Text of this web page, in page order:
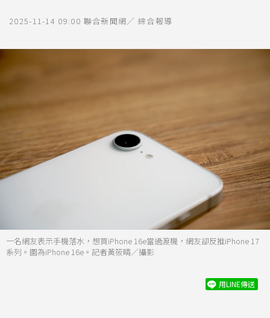
2025-11-14 09:00 聯合新聞網／ 綜合報導
一名網友表示手機落水，想買iPhone 16e當過渡機，網友卻反推iPhone 17
系列。圖為iPhone 16e。記者黃筱晴／攝影
用LINE傳送